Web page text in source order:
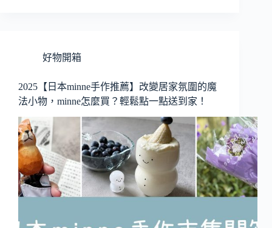
好物開箱
2025【日本minne手作推薦】改變居家氛圍的魔
法小物，minne怎麼買？輕鬆點一點送到家！